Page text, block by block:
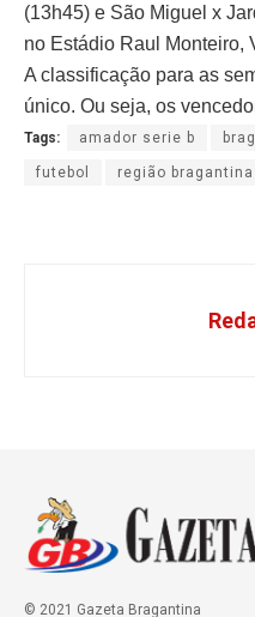
(13h45) e São Miguel x
no Estádio Raul Monteiro,
A classificação para as
único. Ou seja, os
Tags: amador serie b
futebol região bragantina
© 2021 Gazeta Bragantina